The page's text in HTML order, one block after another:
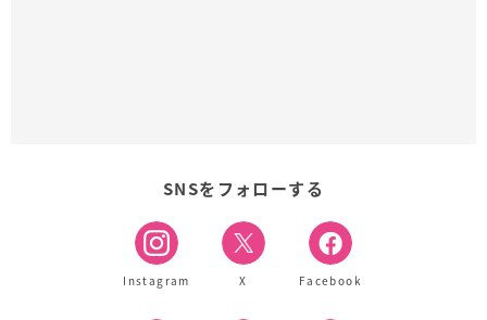
SNSをフォローする
Instagram X Facebook